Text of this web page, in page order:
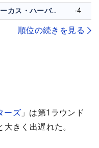
ルーカス・ハーバート -4
順位の続きを見る
ーズ 」は第1ラウンド
きく出遅れた。